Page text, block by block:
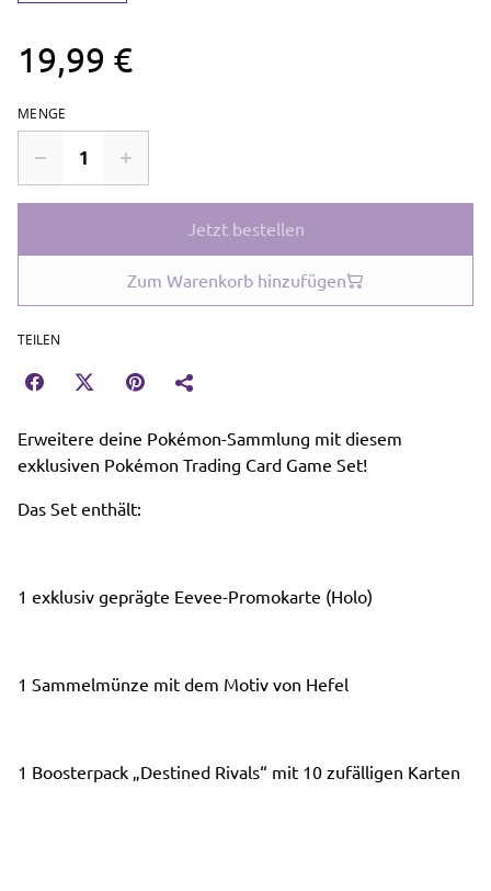
19,99 €
MENGE
Jetzt bestellen
Zum Warenkorb hinzufügen
TEILEN
Erweitere deine Pokémon-Sammlung mit diesem
exklusiven Pokémon Trading Card Game Set!
Das Set enthält:
1 exklusiv geprägte Eevee-Promokarte (Holo)
1 Sammelmünze mit dem Motiv von Hefel
1 Boosterpack „Destined Rivals“ mit 10 zufälligen Karten